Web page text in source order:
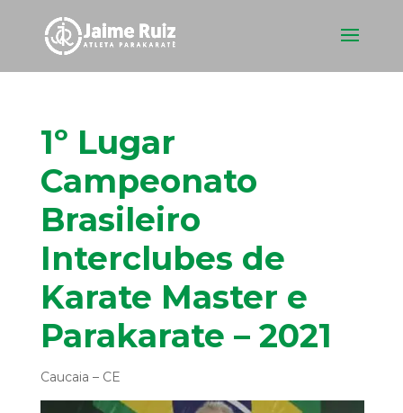
1º Lugar
Campeonato
Brasileiro
Interclubes de
Karate Master e
Parakarate – 2021
Caucaia – CE